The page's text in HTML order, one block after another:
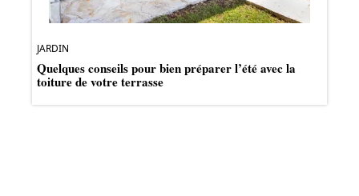
JARDIN
Quelques conseils pour bien préparer l’été avec la
toiture de votre terrasse